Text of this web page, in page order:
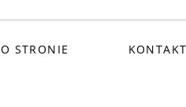
O STRONIE